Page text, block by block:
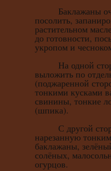
Баклажаны
посолить,
растительном
до готовности,
укропом и
На одной
выложить по
(поджаренной
тонкими кусками
свинины, тонкие
(шпика).
С другой
нарезанную
баклажаны,
солёных,
огурцов.